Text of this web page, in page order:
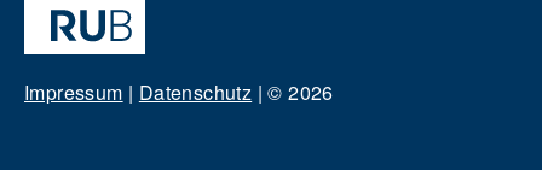
Impressum | Datenschutz |© 2026